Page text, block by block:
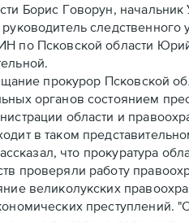
Борис Говорун,
по Псковской области
прокурор Псковской
органов состоянием
области и
в таком
что прокуратура
проверяли работу
великолукских
преступлений.